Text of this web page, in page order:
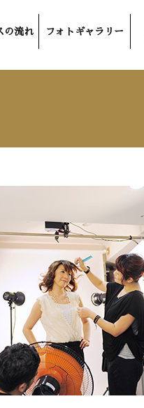
の流れ フォトギャラリー